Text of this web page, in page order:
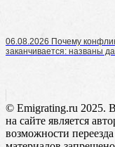
06.08.2026 Почему
заканчивается: названы
© Emigrating.ru 2025.
на сайте является
возможности